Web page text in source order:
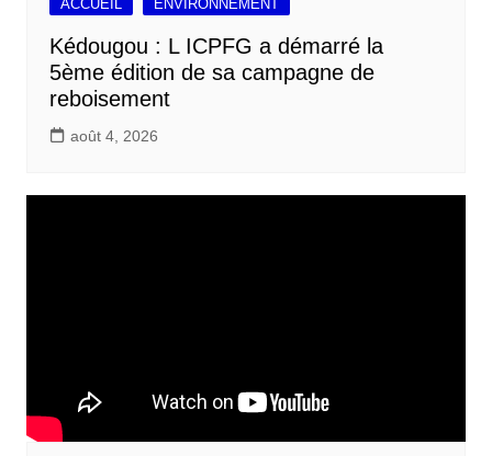
ACCUEIL ENVIRONNEMENT
Kédougou : L ICPFG a démarré la
5ème édition de sa campagne de
reboisement
août 4, 2026